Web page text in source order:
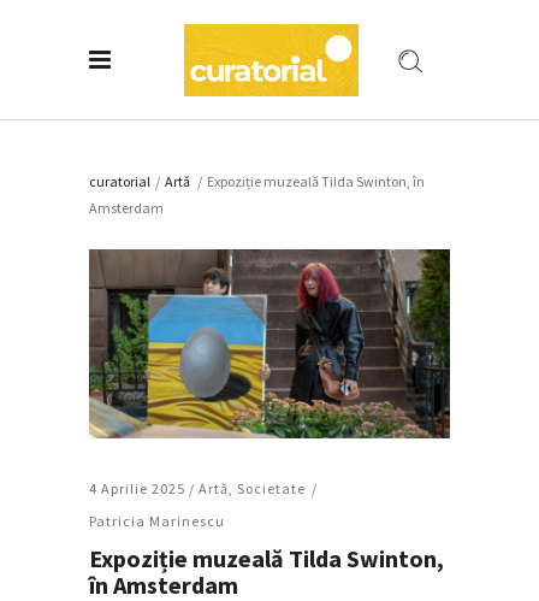
curatorial / Artǎ / Expoziție muzeală Tilda Swinton, în
Amsterdam
4 Aprilie 2025 / Artǎ Societate
Patricia Marinescu
Expoziție muzeală Tilda Swinton,
în Amsterdam